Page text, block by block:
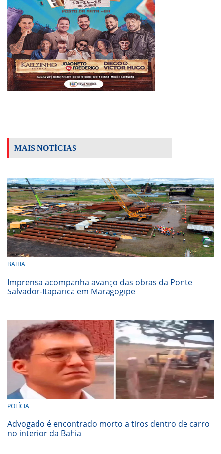
MAIS NOTÍCIAS
BAHIA
Imprensa acompanha avanço das obras da Ponte
Salvador-Itaparica em Maragogipe
POLÍCIA
Advogado é encontrado morto a tiros dentro de carro
no interior da Bahia